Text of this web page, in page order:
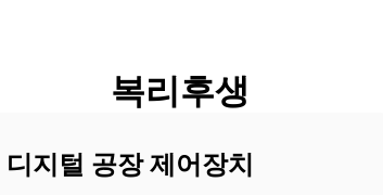
복리후생
디지털 공장 제어장치